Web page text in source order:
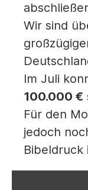
Wir sind
Im Juli
100.000 €
Für den
jedoch
Bibeldruck